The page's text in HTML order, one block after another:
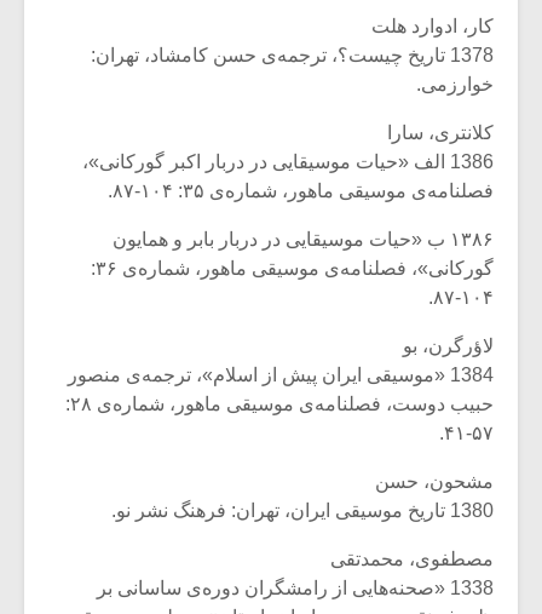
کار، ادوارد هلت
1378 تاریخ چیست؟، ترجمه‌ی حسن کامشاد، تهران:
خوارزمی.
کلانتری، سارا
1386 الف «حیات موسیقایی در دربار اکبر گورکانی»،
فصلنامه‌ی موسیقی ماهور، شماره‌ی ۳۵: ۱۰۴-۸۷.
۱۳۸۶ ب «حیات موسیقایی در دربار بابر و همایون
گورکانی»، فصلنامه‌ی موسیقی ماهور، شماره‌ی ۳۶:
۱۰۴-۸۷.
لاؤرگرن، بو
1384 «موسیقی ایران پیش از اسلام»، ترجمه‌ی منصور
حبیب دوست، فصلنامه‌ی موسیقی ماهور، شماره‌ی ۲۸:
۵۷-۴۱.
مشحون، حسن
1380 تاریخ موسیقی ایران، تهران: فرهنگ نشر نو.
مصطفوی، محمدتقی
1338 «صحنه‌هایی از رامشگران دوره‌ی ساسانی بر